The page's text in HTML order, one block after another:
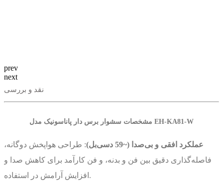
prev
next
نقد و بررسی
مشخصات سشوار برس دار پاناسونیک مدل EH-KA81-W
عملکرد افقی و بی‌صدا (~59 دسی‌بل)
: طراحی هواپخش دوگانه،
فاصله‌گذاری دقیق بین فن و بدنه، و فن کارآمد برای کاهش صدا و
افزایش آرامش در استفاده.